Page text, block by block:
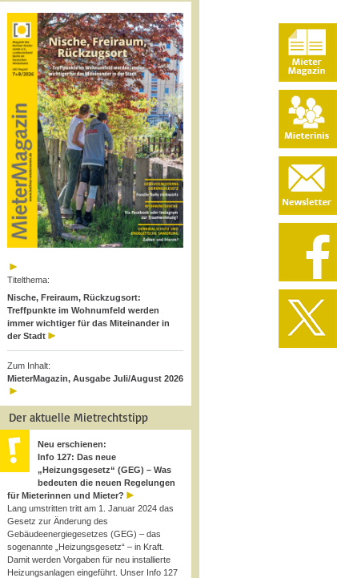
Titelthema:
Nische, Freiraum, Rückzugsort:
Treffpunkte im Wohnumfeld werden
immer wichtiger für das Miteinander in
der Stadt
Zum Inhalt:
MieterMagazin, Ausgabe Juli/August 2026
Der aktuelle Mietrechtstipp
Neu erschienen:
Info 127: Das neue
„Heizungsgesetz“ (GEG) – Was
bedeuten die neuen Regelungen
für Mieterinnen und Mieter?
Lang umstritten tritt am 1. Januar 2024 das
Gesetz zur Änderung des
Gebäudeenergiegesetzes (GEG) – das
sogenannte „Heizungsgesetz“ – in Kraft.
Damit werden Vorgaben für neu installierte
Heizungsanlagen eingeführt. Unser Info 127